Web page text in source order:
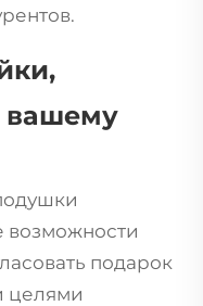
вашему
возможности
подарок
целями